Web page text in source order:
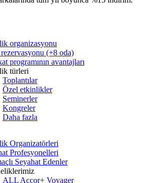
organizasyonu
(+8 oda)
programının avantajları
türleri
Toplantılar
Özel etkinlikler
Seminerler
Kongreler
Daha fazla
Organizatörleri
Profesyonelleri
Seyahat Edenler
ALL Accor+ Voyager